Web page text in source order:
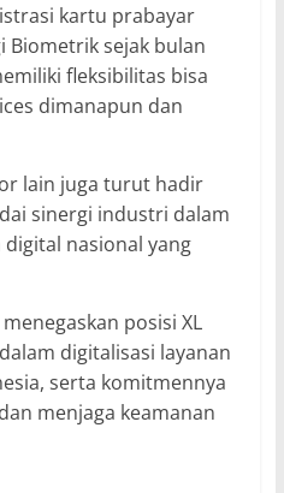
kartu prabayar
Biometrik sejak bulan
fleksibilitas bisa
dimanapun dan
lain juga turut hadir
sinergi industri dalam
nasional yang
posisi XL
digitalisasi layanan
serta komitmennya
menjaga keamanan